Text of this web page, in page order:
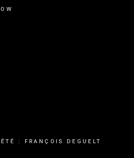
: FRANÇOIS DEGUELT